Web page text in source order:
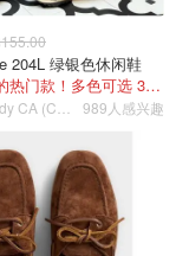
204L 绿银色休闲鞋
明星都在穿的热门款！多色可选 3.8折
989人感兴趣